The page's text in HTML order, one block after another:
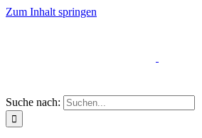
Zum Inhalt springen
Suche nach: